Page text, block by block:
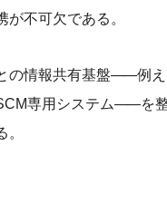
不可欠である。
の情報共有基盤——例
専用システム——を